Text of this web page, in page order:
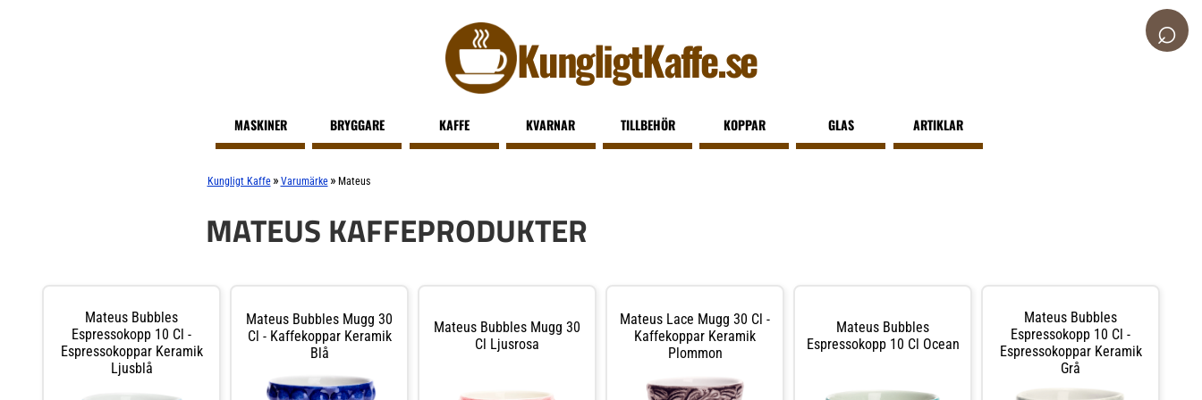
KungligtKaffe.se ⌕
MASKINER BRYGGARE KAFFE KVARNAR TILLBEHÖR KOPPAR GLAS ARTIKLAR
Kungligt Kaffe » Varumärke » Mateus
MATEUS KAFFEPRODUKTER
Mateus Bubbles
Espressokopp 10 Cl -
Espressokoppar Keramik
Ljusblå
Mateus Bubbles Mugg 30
Cl - Kaffekoppar Keramik
Blå
Mateus Bubbles Mugg 30
Cl Ljusrosa
Mateus Lace Mugg 30 Cl -
Kaffekoppar Keramik
Plommon
Mateus Bubbles
Espressokopp 10 Cl Ocean
Mateus Bubbles
Espressokopp 10 Cl -
Espressokoppar Keramik
Grå